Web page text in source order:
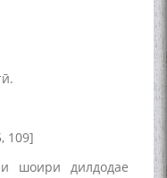
109]
шоири дилдодае